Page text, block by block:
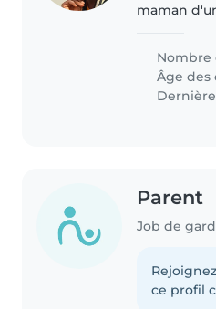
maman
calme,
personne
Nombre
Âge des
Parent
ce profil